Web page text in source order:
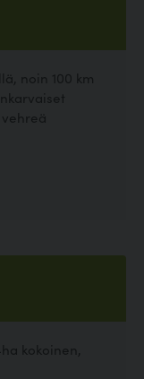
noin 100 km
kokoinen,